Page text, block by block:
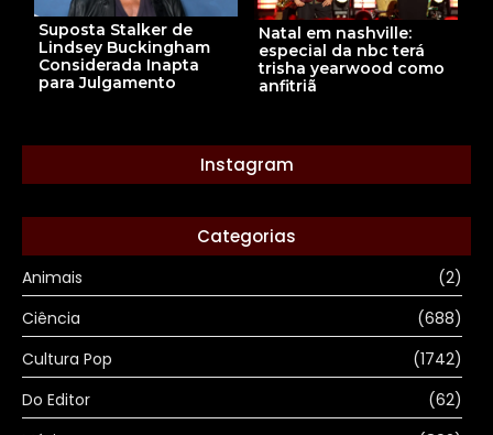
Suposta Stalker de
Lindsey Buckingham
Considerada Inapta
para Julgamento
Natal em nashville:
especial da nbc terá
trisha yearwood como
anfitriã
Instagram
Categorias
Animais
(2)
Ciência
(688)
Cultura Pop
(1742)
Do Editor
(62)